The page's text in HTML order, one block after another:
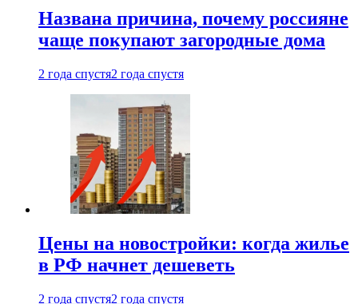
Названа причина, почему россияне
чаще покупают загородные дома
2 года спустя2 года спустя
Цены на новостройки: когда жилье
в РФ начнет дешеветь
2 года спустя2 года спустя